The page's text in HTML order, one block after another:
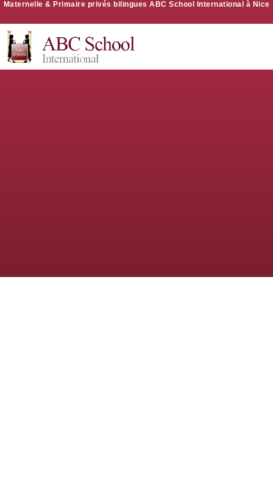
Maternelle & Primaire privés bilingues ABC School International à Nice